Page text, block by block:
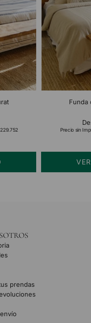
Funda
Precio sin
prendas